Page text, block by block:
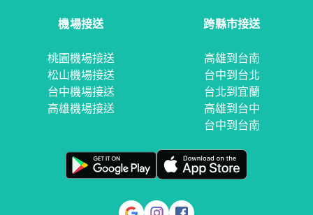
機場接送
桃園機場接送
松山機場接送
台中機場接送
高雄機場接送
跨縣市接送
高雄到台南
台中到台北
台北到宜蘭
高雄到台中
台中到台南